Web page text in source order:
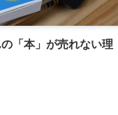
「本」が売れない理